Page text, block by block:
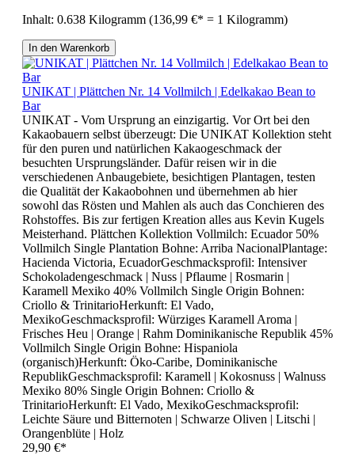
Inhalt: 0.638 Kilogramm (136,99 €* = 1 Kilogramm)
In den Warenkorb
UNIKAT | Plättchen Nr. 14 Vollmilch | Edelkakao Bean to
Bar
UNIKAT - Vom Ursprung an einzigartig. Vor Ort bei den
Kakaobauern selbst überzeugt: Die UNIKAT Kollektion steht
für den puren und natürlichen Kakaogeschmack der
besuchten Ursprungsländer. Dafür reisen wir in die
verschiedenen Anbaugebiete, besichtigen Plantagen, testen
die Qualität der Kakaobohnen und übernehmen ab hier
sowohl das Rösten und Mahlen als auch das Conchieren des
Rohstoffes. Bis zur fertigen Kreation alles aus Kevin Kugels
Meisterhand. Plättchen Kollektion Vollmilch: Ecuador 50%
Vollmilch Single Plantation Bohne: Arriba NacionalPlantage:
Hacienda Victoria, EcuadorGeschmacksprofil: Intensiver
Schokoladengeschmack | Nuss | Pflaume | Rosmarin |
Karamell Mexiko 40% Vollmilch Single Origin Bohnen:
Criollo & TrinitarioHerkunft: El Vado,
MexikoGeschmacksprofil: Würziges Karamell Aroma |
Frisches Heu | Orange | Rahm Dominikanische Republik 45%
Vollmilch Single Origin Bohne: Hispaniola
(organisch)Herkunft: Öko-Caribe, Dominikanische
RepublikGeschmacksprofil: Karamell | Kokosnuss | Walnuss
Mexiko 80% Single Origin Bohnen: Criollo &
TrinitarioHerkunft: El Vado, MexikoGeschmacksprofil:
Leichte Säure und Bitternoten | Schwarze Oliven | Litschi |
Orangenblüte | Holz
29,90 €*